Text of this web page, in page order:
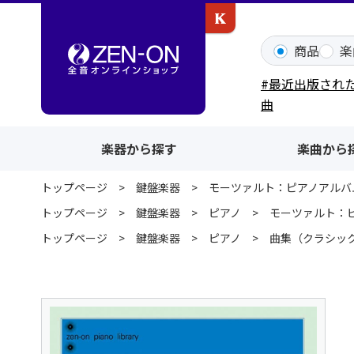
商品
#最近出版され
曲
楽器から探す 楽曲から
トップページ 鍵盤楽器
モーツァルト：ピアノアル
トップページ
鍵盤楽器 ピアノ
モーツァルト：
トップページ
鍵盤楽器 ピアノ 曲集（クラシッ